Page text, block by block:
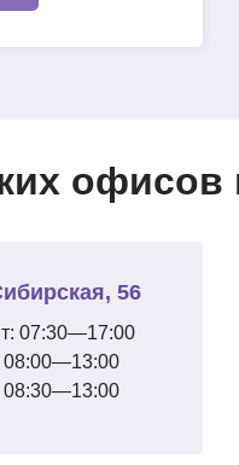
офисов
56
07:30—17:00
08:00—13:00
08:30—13:00